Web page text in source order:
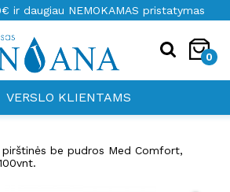
ir daugiau NEMOKAMAS pristatymas
0
VERSLO KLIENTAMS
be pudros Med Comfort,